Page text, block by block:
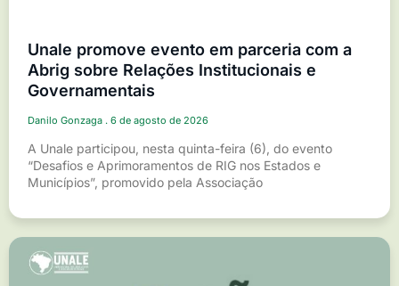
Unale promove evento em parceria com a
Abrig sobre Relações Institucionais e
Governamentais
Danilo Gonzaga 6 de agosto de 2026
A Unale participou, nesta quinta-feira (6), do evento
“Desafios e Aprimoramentos de RIG nos Estados e
Municípios”, promovido pela Associação